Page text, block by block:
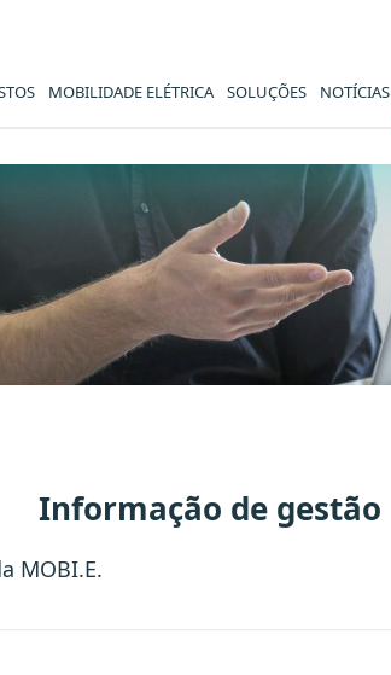
MOBILIDADE ELÉTRICA SOLUÇÕES NOTÍCIAS
Informação de gestão
MOBI.E.